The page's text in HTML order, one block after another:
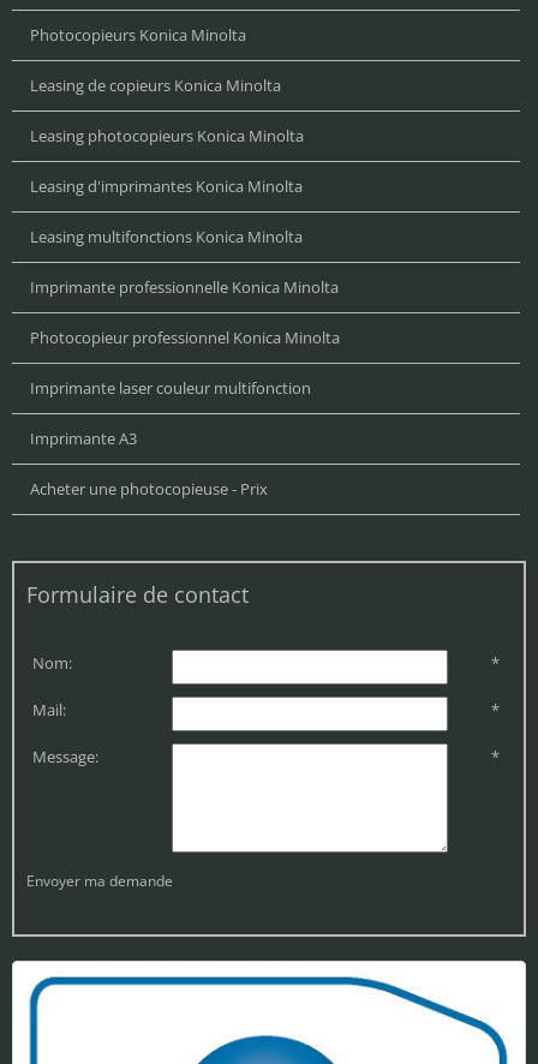
Photocopieurs Konica Minolta
Leasing de copieurs Konica Minolta
Leasing photocopieurs Konica Minolta
Leasing d'imprimantes Konica Minolta
Leasing multifonctions Konica Minolta
Imprimante professionnelle Konica Minolta
Photocopieur professionnel Konica Minolta
Imprimante laser couleur multifonction
Imprimante A3
Acheter une photocopieuse - Prix
Formulaire de contact
Nom: *
Mail: *
Message: *
Envoyer ma demande